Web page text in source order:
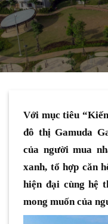
Với mục tiêu
đô thị Gamuda
của người mua
xanh, tổ hợp căn
hiện đại cùng hệ
mong muốn của